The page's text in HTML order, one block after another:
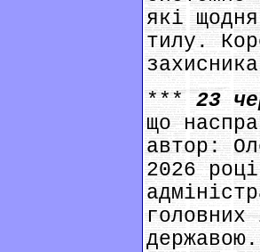
які
тилу.
***23
що
автор:
2026
головних